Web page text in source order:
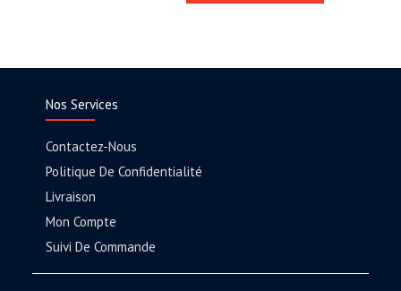
Nos Services
Contactez-Nous
Politique De Confidentialité
Livraison
Mon Compte
Suivi De Commande